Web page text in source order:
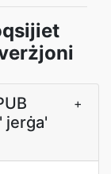
jerġa'
+